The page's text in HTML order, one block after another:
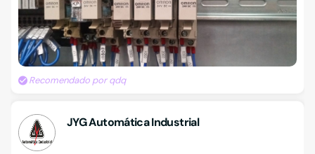
Recomendado por qdq
JYG Automática Industrial